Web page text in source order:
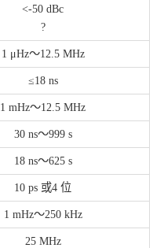
<-50 dBc
?
1 μHz～12.5 MHz
≤18 ns
1 mHz～12.5 MHz
30 ns～999 s
18 ns～625 s
10 ps 或4 位
1 mHz～250 kHz
25 MHz